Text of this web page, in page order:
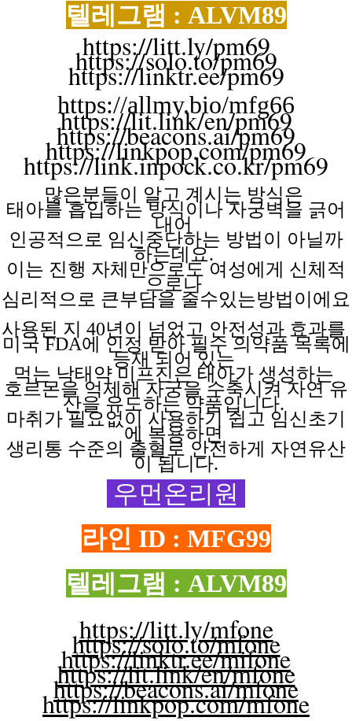
텔레그램 : ALVM89
https://litt.ly/pm69
https://solo.to/pm69
https://linktr.ee/pm69
https://allmy.bio/mfg66
https://lit.link/en/pm69
https://beacons.ai/pm69
https://linkpop.com/pm69
https://link.inpock.co.kr/pm69
많은분들이 알고 계시는 방식은
태아를 흡입하는방식이나자궁벽을 긁어
내어
인공적으로 임신중단하는 방법이 아닐까
하는데요.
이는 진행 자체만으로도여성에게 신체적
으로나
심리적으로 큰부담을 줄수있는방법이에요
사용된 지 40년이 넘었고 안전성과 효과를
미국 FDA에 인정 받아 필수 의약품 목록에
등재 되어 있는
먹는 낙태약미프진은 태아가 생성하는
호르몬을 억제해 자궁을 수축시켜자연유
산을 유도하는 약품입니다.
마취가 필요없이 사용하기 쉽고 임신초기
에 복용하면
생리통 수준의 출혈로 안전하게 자연유산
이 됩니다.
우먼온리원
라인 ID : MFG99
텔레그램 : ALVM89
https://litt.ly/mfone
https://solo.to/mfone
https://linktr.ee/mifone
https://lit.link/en/mfone
https://beacons.ai/mfone
https://linkpop.com/mfone